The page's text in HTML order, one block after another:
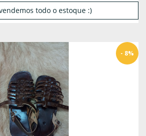
todo o estoque :)
- 8%